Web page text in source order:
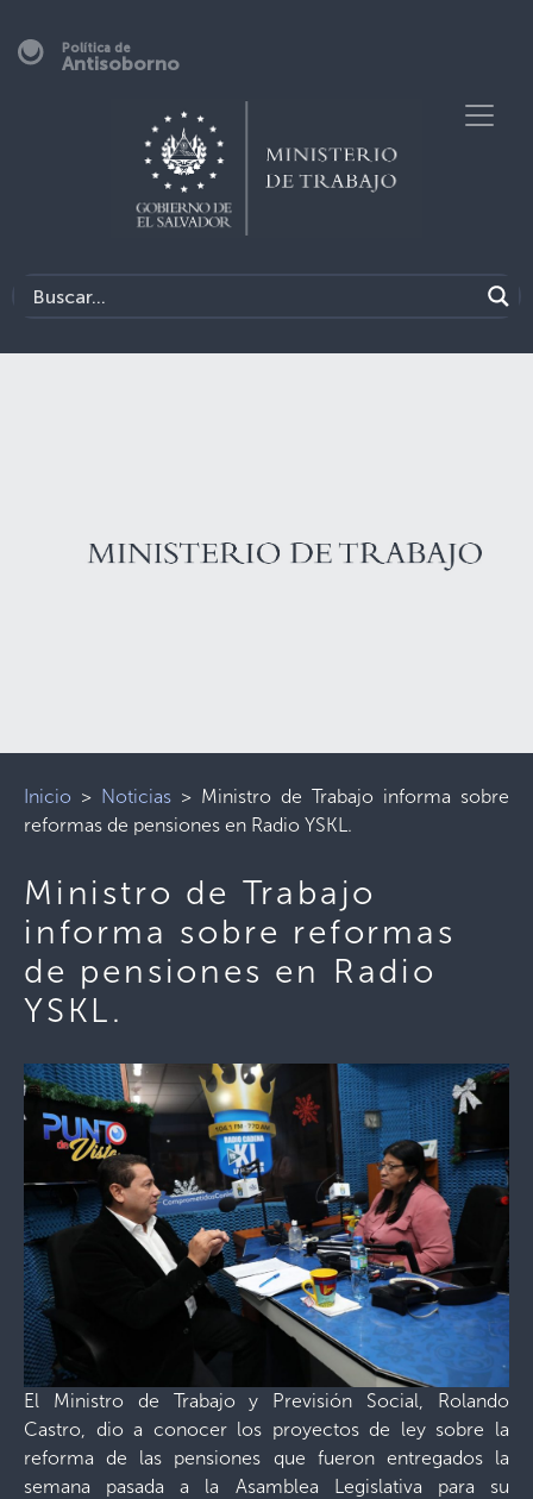
Política de
Antisoborno
Inicio > Noticias > Ministro de Trabajo informa sobre
reformas de pensiones en Radio YSKL.
Ministro de Trabajo
informa sobre reformas
de pensiones en Radio
YSKL.
El Ministro de Trabajo y Previsión Social, Rolando
Castro, dio a conocer los proyectos de ley sobre la
reforma de las pensiones que fueron entregados la
semana pasada a la Asamblea Legislativa para su